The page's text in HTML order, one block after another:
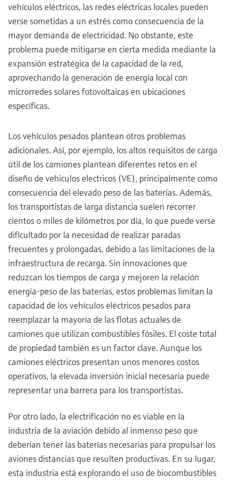
vehículos eléctricos, las redes eléctricas locales pueden
verse sometidas a un estrés como consecuencia de la
mayor demanda de electricidad. No obstante, este
problema puede mitigarse en cierta medida mediante la
expansión estratégica de la capacidad de la red,
aprovechando la generación de energía local con
microrredes solares fotovoltaicas en ubicaciones
específicas.
Los vehículos pesados plantean otros problemas
adicionales. Así, por ejemplo, los altos requisitos de carga
útil de los camiones plantean diferentes retos en el
diseño de vehiculos electricos (VE), principalmente como
consecuencia del elevado peso de las baterías. Además,
los transportistas de larga distancia suelen recorrer
cientos o miles de kilómetros por día, lo que puede verse
dificultado por la necesidad de realizar paradas
frecuentes y prolongadas, debido a las limitaciones de la
infraestructura de recarga. Sin innovaciones que
reduzcan los tiempos de carga y mejoren la relación
energía-peso de las baterías, estos problemas limitan la
capacidad de los vehículos eléctricos pesados para
reemplazar la mayoría de las flotas actuales de
camiones que utilizan combustibles fósiles. El coste total
de propiedad también es un factor clave. Aunque los
camiones eléctricos presentan unos menores costos
operativos, la elevada inversión inicial necesaria puede
representar una barrera para los transportistas.
Por otro lado, la electrificación no es viable en la
industria de la aviación debido al inmenso peso que
deberían tener las baterías necesarias para propulsar los
aviones distancias que resulten productivas. En su lugar,
esta industria está explorando el uso de biocombustibles